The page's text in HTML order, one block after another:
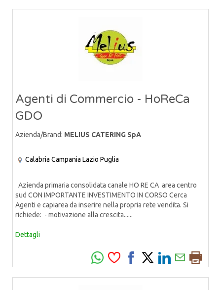
Agenti di Commercio - HoReCa
GDO
Azienda/Brand: MELIUS CATERING SpA
Calabria Campania Lazio Puglia
Azienda primaria consolidata canale HO RE CA area centro
sud CON IMPORTANTE INVESTIMENTO IN CORSO Cerca
Agenti e capiarea da inserire nella propria rete vendita. Si
richiede: - motivazione alla crescita......
Dettagli